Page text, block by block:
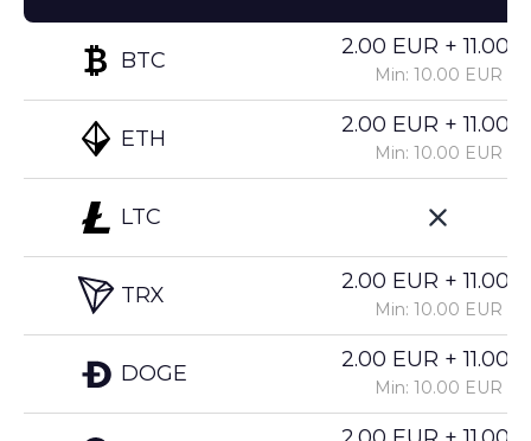
BTC
ETH
LTC
TRX
DOGE
2.00 EUR +
Min: 10.00 EUR
2.00 EUR +
Min: 10.00 EUR
2.00 EUR +
Min: 10.00 EUR
2.00 EUR +
Min: 10.00 EUR